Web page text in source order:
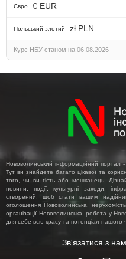
Євро € EUR
Польський злотий zł PLN
Курс НБУ станом на 06.08.2026
Нововолинський інформаційний портал
Тут ви знайдете багато цікавої та
того, чи ви гість або мешканець.
новини, події, культурні заходи,
створений, щоб стати вашим
оголошення Нововолинська,
організації Нововолинська, робота у
для себе всю красу та потенціал нашого
Зв'язатися з